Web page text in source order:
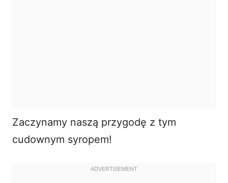
Zaczynamy naszą przygodę z tym
cudownym syropem!